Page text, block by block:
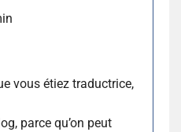
vous étiez traductrice,
parce qu’on peut